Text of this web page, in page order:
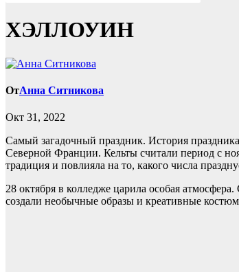
ХЭЛЛОУИН
ОтАнна Ситникова
Окт 31, 2022
Самый загадочный праздник. История
Северной Франции. Кельты считали период с
традиция и повлияла на то, какого числа
28 октября в колледже царила особая
создали необычные образы и креативные